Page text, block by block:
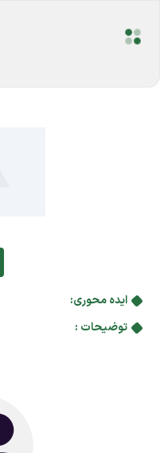
ایده محوری:
توضیحات :